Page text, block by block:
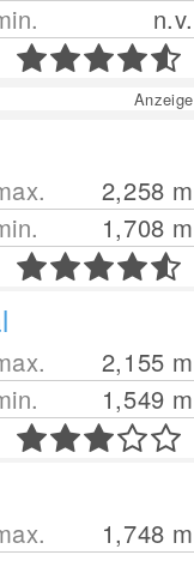
n.v.
Anzeige
2,258 m
1,708 m
2,155 m
1,549 m
1,748 m